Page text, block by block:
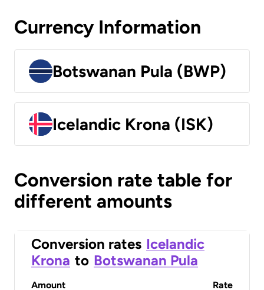
Currency Information
Botswanan Pula (BWP)
Icelandic Krona (ISK)
Conversion rate table for
different amounts
Conversion rates Icelandic
Krona to Botswanan Pula
Amount Rate